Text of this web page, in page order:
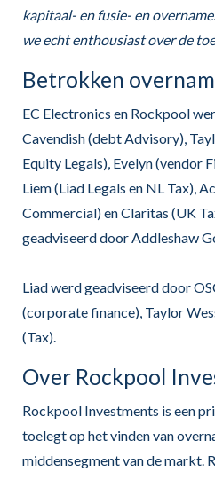
kapitaal- en fusie- en
we echt enthousiast over de
Betrokken
EC Electronics en Rockpool
Cavendish (debt Advisory),
Equity Legals), Evelyn (vendor
Liem (Liad Legals en NL Tax),
Commercial) en Claritas (UK
geadviseerd door Addleshaw
Liad werd geadviseerd door
(corporate finance), Taylor
(Tax).
Over Rockpool
Rockpool Investments is een
toelegt op het vinden van
middensegment van de markt.